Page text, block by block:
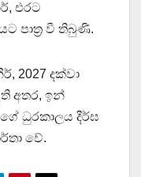
එරට
පාත්‍ර වී තිබුණි.
2027 දක්වා
අතර, ඉන්
ධුරකාලය දීර්ඝ
වේ.